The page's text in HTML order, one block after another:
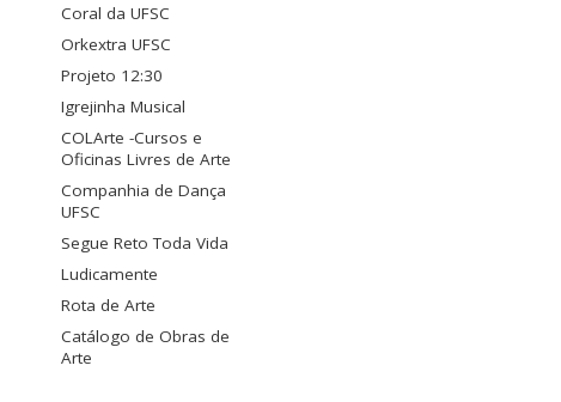
Coral da UFSC
Orkextra UFSC
Projeto 12:30
Igrejinha Musical
COLArte -Cursos e
Oficinas Livres de Arte
Companhia de Dança
UFSC
Segue Reto Toda Vida
Ludicamente
Rota de Arte
Catálogo de Obras de
Arte